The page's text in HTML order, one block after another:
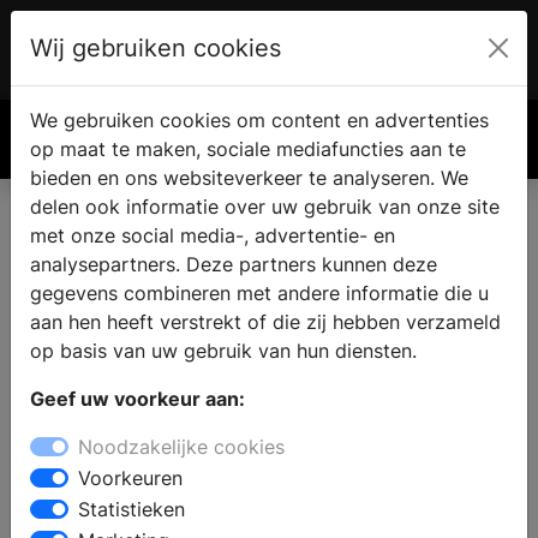
€ 0.00
Wij gebruiken cookies
We gebruiken cookies om content en advertenties
op maat te maken, sociale mediafuncties aan te
bieden en ons websiteverkeer te analyseren. We
delen ook informatie over uw gebruik van onze site
met onze social media-, advertentie- en
analysepartners. Deze partners kunnen deze
gegevens combineren met andere informatie die u
aan hen heeft verstrekt of die zij hebben verzameld
op basis van uw gebruik van hun diensten.
Geef uw voorkeur aan:
Noodzakelijke cookies
Voorkeuren
Statistieken